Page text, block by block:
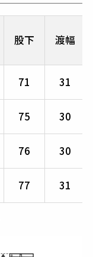
股下 渡幅
71 31
75 30
76 30
77 31